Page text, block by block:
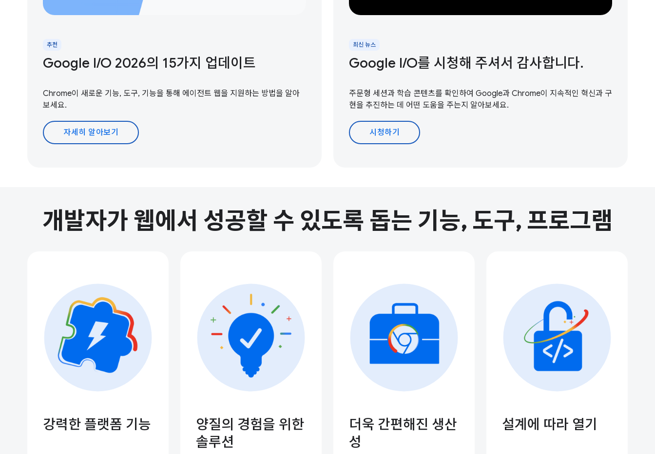
추천
Google I / O 2026의 15가지 업데이트
Chrome이 새로운 기능, 도구, 기능을 통해 에이전트 웹을 지원하는 방법을 알아
보세요.
자세히 알아보기
최신 뉴스
Google I / O를 시청해 주셔서 감사합니다.
주문형 세션과 학습 콘텐츠를 확인하여 Google과 Chrome이 지속적인 혁신과 구
현을 추진하는 데 어떤 도움을 주는지 알아보세요.
시청하기
개발자가 웹에서 성공할 수 있도록 돕는 기능, 도구, 프로그램
강력한 플랫폼 기능
양질의 경험을 위한
솔루션
더욱 간편해진 생산
성
설계에 따라 열기